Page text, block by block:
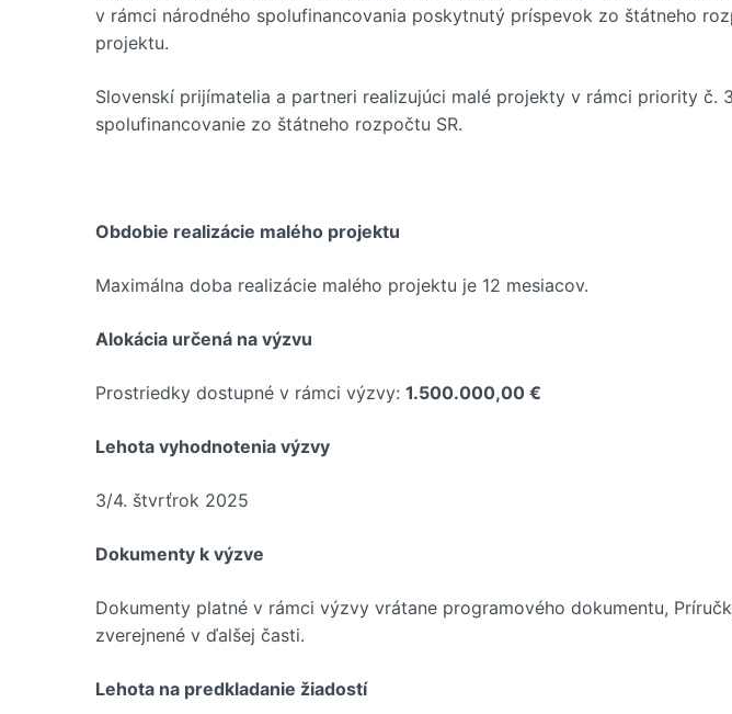
v rámci národného spolufinancovania poskytnutý príspevok zo štátneho
projektu.
Slovenskí prijímatelia a partneri realizujúci malé projekty v rámci priority
spolufinancovanie zo štátneho rozpočtu SR.
Obdobie realizácie malého projektu
Maximálna doba realizácie malého projektu je 12 mesiacov.
Alokácia určená na výzvu
Prostriedky dostupné v rámci výzvy: 1.500.000,00 €
Lehota vyhodnotenia výzvy
3/4. štvrťrok 2025
Dokumenty k výzve
Dokumenty platné v rámci výzvy vrátane programového dokumentu,
zverejnené v ďalšej časti.
Lehota na predkladanie žiadostí